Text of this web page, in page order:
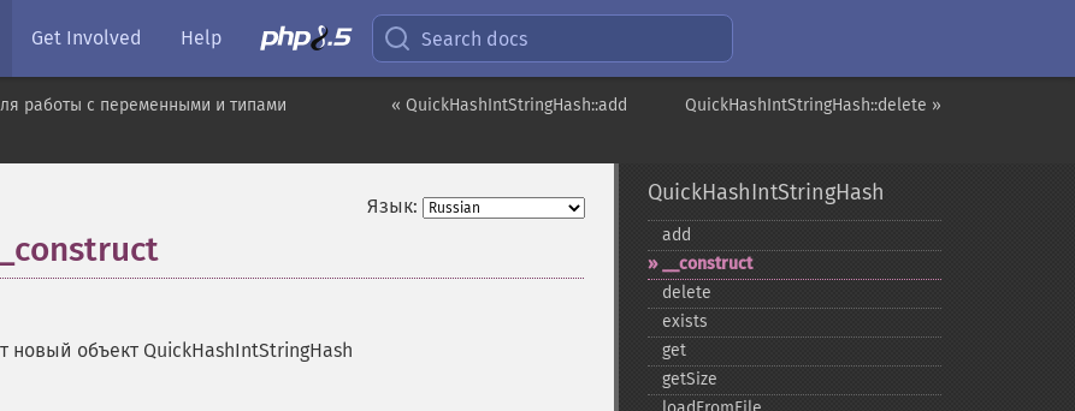
Get Involved Help Search docs
QuickHashIntStringHash::delete »
« QuickHashIntStringHash::add
работы с переменными и типами
Язык:
новый объект QuickHashIntStringHash
QuickHashIntStringHash
add
_​_​construct
delete
exists
get
getSize